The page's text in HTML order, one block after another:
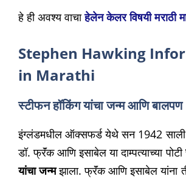
हे ही अवश्य वाचाहेलेन केलर विषयी मराठी
Stephen Hawking
in Marathi
स्टीफन हॉकिंग यांचा जन्म आणि बालपण
इंग्लंडमधील ऑक्सफर्ड येथे सन 1942 साली
डॉ. फ्रॅंक आणि इसाबेल या दाम्पत्याच्या पोटी
यांचा जन्मझाला. फ्रॅंक आणि इसाबेल यांना